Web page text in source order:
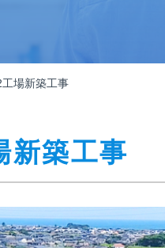
場新築工事
新築工事